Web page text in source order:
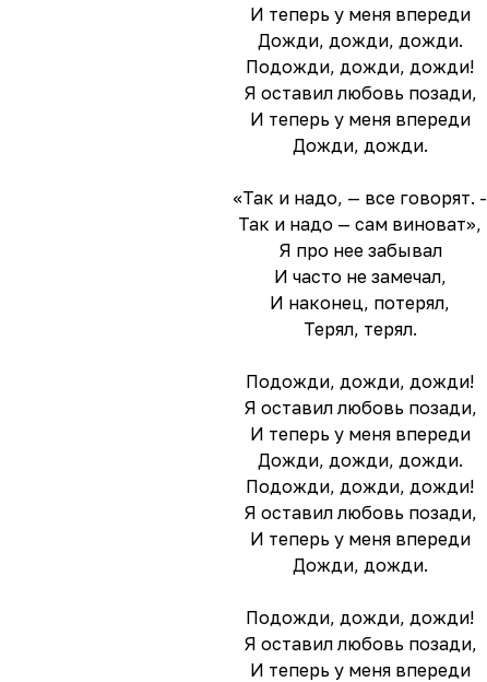
И теперь у меня впереди
Дожди, дожди, дожди.
Подожди, дожди, дожди!
Я оставил любовь позади,
И теперь у меня впереди
Дожди, дожди.
«Так и надо, — все говорят. -
Так и надо — сам виноват»,
Я про нее забывал
И часто не замечал,
И наконец, потерял,
Терял, терял.
Подожди, дожди, дожди!
Я оставил любовь позади,
И теперь у меня впереди
Дожди, дожди, дожди.
Подожди, дожди, дожди!
Я оставил любовь позади,
И теперь у меня впереди
Дожди, дожди.
Подожди, дожди, дожди!
Я оставил любовь позади,
И теперь у меня впереди